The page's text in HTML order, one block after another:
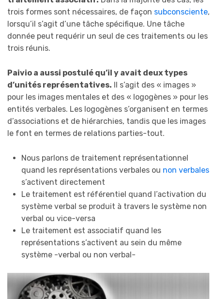
trois formes sont nécessaires, de façon subconsciente,
lorsqu’il s’agit d’une tâche spécifique. Une tâche
donnée peut requérir un seul de ces traitements ou les
trois réunis.
Paivio a aussi postulé qu’il y avait deux types
d’unités représentatives. Il s’agit des « images »
pour les images mentales et des « logogènes » pour les
entités verbales. Les logogènes s’organisent en termes
d’associations et de hiérarchies, tandis que les images
le font en termes de relations parties-tout.
Nous parlons de traitement représentationnel
quand les représentations verbales ou non verbales
s’activent directement
Le traitement est référentiel quand l’activation du
système verbal se produit à travers le système non
verbal ou vice-versa
Le traitement est associatif quand les
représentations s’activent au sein du même
système -verbal ou non verbal-